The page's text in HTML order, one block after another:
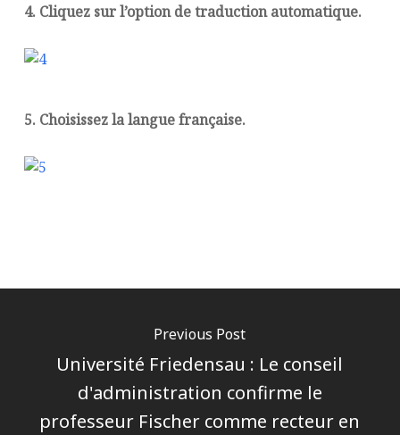
4. Cliquez sur l’option de traduction automatique.
5. Choisissez la langue française.
Previous Post
Université Friedensau : Le conseil
d'administration confirme le
professeur Fischer comme recteur en